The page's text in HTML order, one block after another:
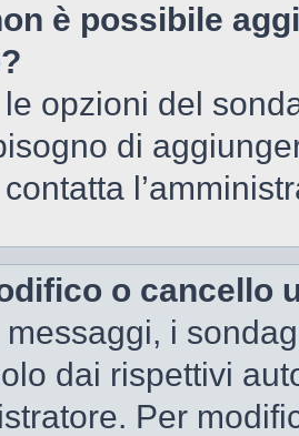
è possibile
opzioni del
di
o cancello
i
dai rispettivi
Per